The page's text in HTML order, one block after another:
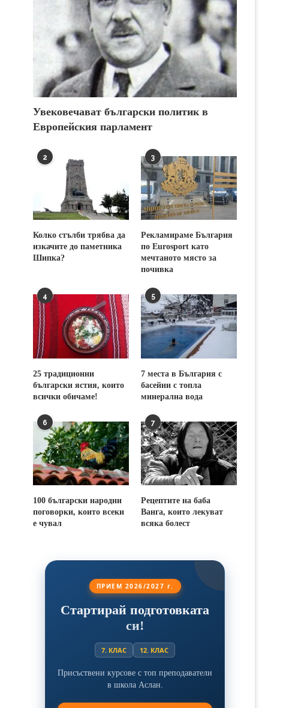
Увековечават български политик в
Европейския парламент
2
Колко стълби трябва да
изкачите до паметника
Шипка?
3
Рекламираме България
по Eurosport като
мечтаното място за
почивка
4
25 традиционни
български ястия, които
всички обичаме!
5
7 места в България с
басейни с топла
минерална вода
6
100 български народни
поговорки, които всеки
е чувал
7
Рецептите на баба
Ванга, които лекуват
всяка болест
ПРИЕМ 2026/2027 г.
Стартирай подготовката
си!
7. КЛАС 12. КЛАС
Присъствени курсове с топ преподаватели
в школа Аслан.